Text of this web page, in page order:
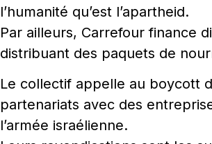
l’humanité qu’est l’apartheid.
Par ailleurs, Carrefour finance
distribuant des paquets de
Le collectif appelle au boycott
partenariats avec des
l’armée israélienne.